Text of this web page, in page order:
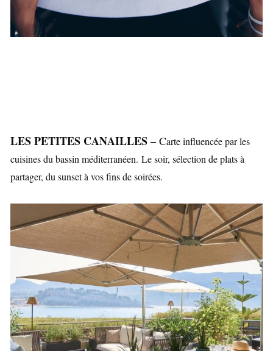
LES PETITES CANAILLES – Carte influencée par les
cuisines du bassin méditerranéen. Le soir, sélection de plats à
partager, du sunset à vos fins de soirées.